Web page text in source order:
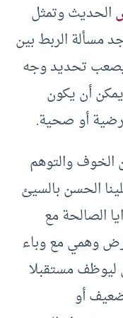
الحديث وتمثل
مسألة الربط بين
يصعب تحديد وجه
أن يكون
أو صحية.
الخوف والتوهم
الحسن بالسيئ
الصالحة مع
وهمي مع وباء
مستقبلا
أو